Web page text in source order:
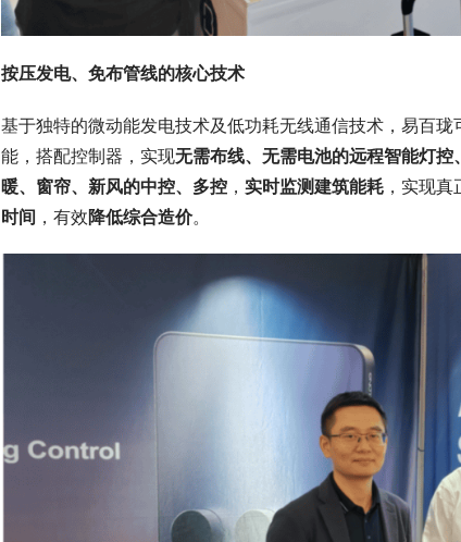
按压发电、免布管线的核心技术
基于独特的微动能发电技术及低功耗无线通信技术，易百
能，搭配控制器，实现无需布线、无需电池的远程智能灯控
暖、窗帘、新风的中控、多控 ， 实时监测建筑能耗 ，实现
时间 ，有效降低综合造价。